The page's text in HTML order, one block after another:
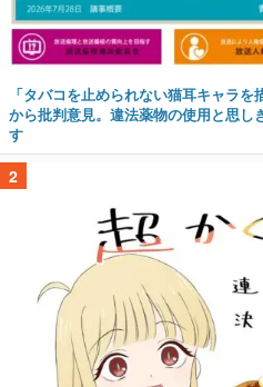
「タバコを止められない猫耳キャラ
から批判意見。違法薬物の使用と思
す
2